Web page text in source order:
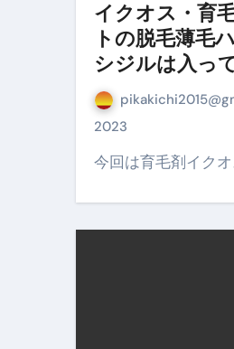
アー
【
セ
弁
5キ
ム
英
イクオス・育
トの脱毛薄毛
シジルは入っ
察
2023
今回は育毛剤イク